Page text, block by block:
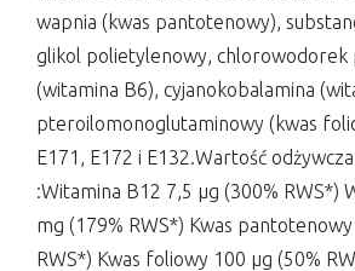
wapnia (kwas pantotenowy),
glikol polietylenowy, chlorowodorek
(witamina B6), cyjanokobalamina
pteroilomonoglutaminowy (kwas
E171, E172 i E132.Wartość
:Witamina B12 7,5 µg (300% RWS*)
mg (179% RWS*) Kwas
RWS*) Kwas foliowy 100 µg (50%